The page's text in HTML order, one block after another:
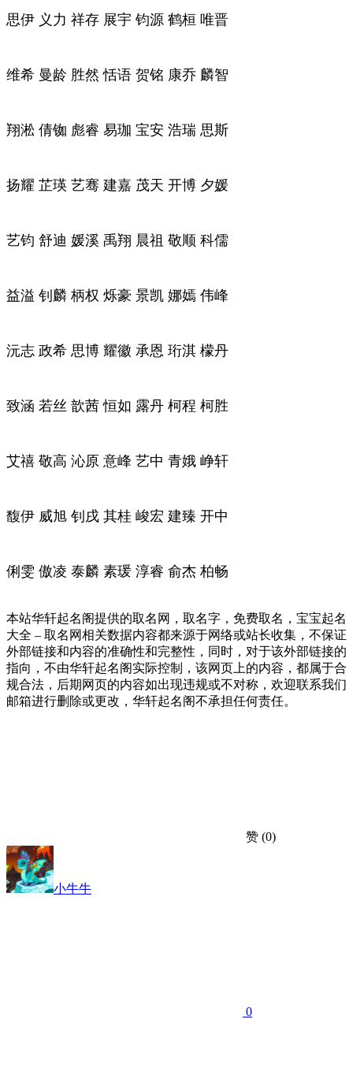
思伊 义力 祥存 展宇 钧源 鹤桓 唯晋
维希 曼龄 胜然 恬语 贺铭 康乔 麟智
翔淞 倩铷 彪睿 易珈 宝安 浩瑞 思斯
扬耀 芷瑛 艺骞 建嘉 茂天 开博 夕媛
艺钧 舒迪 媛溪 禹翔 晨祖 敬顺 科儒
益溢 钊麟 柄权 烁豪 景凯 娜嫣 伟峰
沅志 政希 思博 耀徽 承恩 珩淇 檬丹
致涵 若丝 歆茜 恒如 露丹 柯程 柯胜
艾禧 敬高 沁原 意峰 艺中 青娥 峥轩
馥伊 威旭 钊戌 其桂 峻宏 建臻 开中
俐雯 傲凌 泰麟 素瑗 淳睿 俞杰 柏畅
本站华轩起名阁提供的取名网，取名字，免费取名，宝宝起名
大全 – 取名网相关数据内容都来源于网络或站长收集，不保证
外部链接和内容的准确性和完整性，同时，对于该外部链接的
指向，不由华轩起名阁实际控制，该网页上的内容，都属于合
规合法，后期网页的内容如出现违规或不对称，欢迎联系我们
邮箱进行删除或更改，华轩起名阁不承担任何责任。
赞 (0)
小牛牛
0